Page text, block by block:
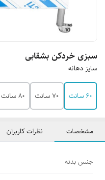
سبزی خردکن بشقابی
سایز دهانه
۶۰ سانت ۷۰ سانت ۸۰ سانت
مشخصات نظرات کاربران
جنس بدنه